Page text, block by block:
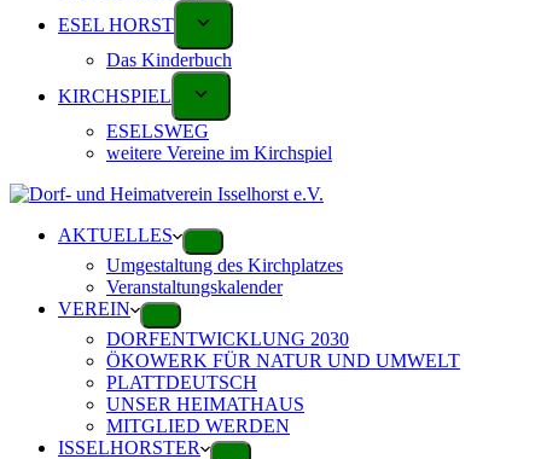
ESEL HORST
Das Kinderbuch
KIRCHSPIEL
ESELSWEG
weitere Vereine im Kirchspiel
AKTUELLES
Umgestaltung des Kirchplatzes
Veranstaltungskalender
VEREIN
DORFENTWICKLUNG 2030
ÖKOWERK FÜR NATUR UND UMWELT
PLATTDEUTSCH
UNSER HEIMATHAUS
MITGLIED WERDEN
ISSELHORSTER